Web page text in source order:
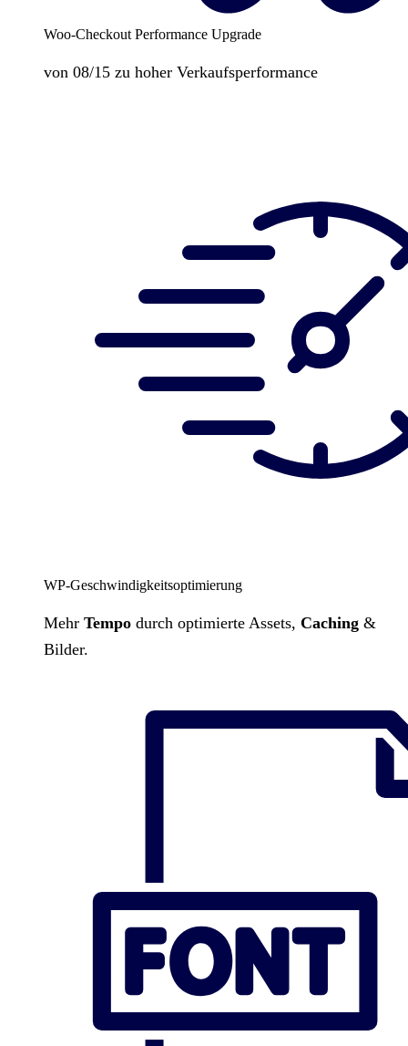
Woo-Checkout Performance Upgrade
von 08/15 zu hoher Verkaufsperformance
WP-Geschwindigkeitsoptimierung
Mehr Tempo durch optimierte Assets, Caching &
Bilder.